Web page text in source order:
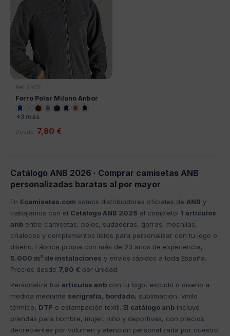
Ref: ANB7
Forro Polar Milano Anbor
+3 más
Desde 7,80 €
Catálogo ANB 2026 · Comprar camisetas ANB
personalizadas baratas al por mayor
En Ecamisetas.com somos distribuidores oficiales de ANB y
trabajamos con el Catálogo ANB 2026 al completo: 1 artículos
anb entre camisetas, polos, sudaderas, gorras, mochilas,
chalecos y complementos listos para personalizar con tu logo o
diseño. Fábrica propia con más de 23 años de experiencia,
5.000 m² de instalaciones y envíos rápidos a toda España.
Precios desde 7,80 € por unidad.
Personaliza tus artículos anb con tu logo, escudo o diseño a
medida mediante serigrafía, bordado, sublimación, vinilo
térmico, DTF o estampación textil. El catálogo anb incluye
prendas para hombre, mujer, niño y deportivas, con precios
decrecientes por volumen y atención personalizada por nuestro